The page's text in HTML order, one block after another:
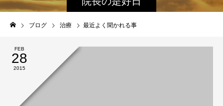
ブログ 治療 最近よく聞かれる事
FEB
28
2015